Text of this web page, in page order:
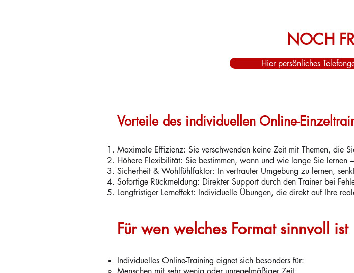
NOCH
Hier persönliches
Vorteile des individuellen Online-
Maximale Effizienz: Sie verschwenden keine Zeit mit Themen, die
Höhere Flexibilität: Sie bestimmen, wann und wie lange Sie lernen
Sicherheit & Wohlfühlfaktor: In vertrauter Umgebung zu lernen,
Sofortige Rückmeldung: Direkter Support durch den Trainer bei
Langfristiger Lerneffekt: Individuelle Übungen, die direkt auf Ihre
Für wen welches Format sinnvoll ist
Individuelles Online-Training eignet sich besonders für: